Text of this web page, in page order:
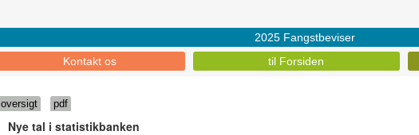
Kontakt os til Forsiden
2025 Fangstbeviser
oversigt pdf